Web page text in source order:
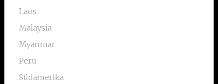
Laos
Malaysia
Myanmar
Peru
Südamerika